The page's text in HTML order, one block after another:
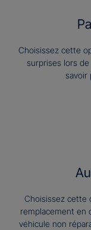
Choisissez cette
surprises lors de
savoir
Choisissez cette
remplacement en
véhicule non